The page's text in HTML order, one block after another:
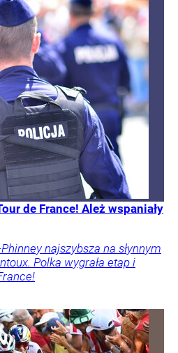
de France! Ależ wspaniały
najszybsza na słynnym
Polka wygrała etap i